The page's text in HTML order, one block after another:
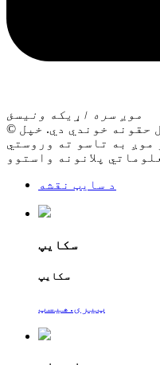
موږ سره اړیکه ونیسئ
© د چاپ حق - ۲۰۱۱-۲۰۲۵: ټول حقونه خوندي دي. خپل
موږ به تاسو ته وروستي
د سایټ نقشه
سکایپ
سکایپ
ټیری.هیسټ